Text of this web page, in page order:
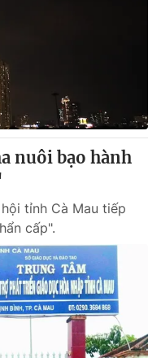
nuôi bạo hành
tỉnh Cà Mau tiếp
cấp".